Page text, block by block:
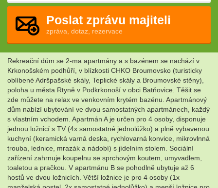
Poslat zprávu majiteli
zpráva, dotaz, rezervace
Rekreační dům se 2-ma apartmány a s bazénem se nachází v
Krkonošském podhůří, v blízkosti CHKO Broumovsko (turisticky
oblíbené Adršpašské skály, Teplické skály a Broumovské stěny),
poloha u města Rtyně v Podkrkonoší v obci Batňovice. Těšit se
zde můžete na relax ve venkovním krytém bazénu. Apartmánový
dům nabízí ubytování ve dvou samostatných apartmánech, každý
s vlastním vchodem. Apartmán A je určen pro 4 osoby, disponuje
jednou ložnicí s TV (4x samostatné jednolůžko) a plně vybavenou
kuchyní (keramická varná deska, rychlovarná konvice, mikrovlnná
trouba, lednice, mrazák a nádobí) s jídelním stolem. Sociální
zařízení zahrnuje koupelnu se sprchovým koutem, umyvadlem,
toaletou a pračkou. V apartmánu B se pohodlně ubytuje až 6
hostů ve dvou ložnicích. Větší ložnice je pro 4 osoby (1x